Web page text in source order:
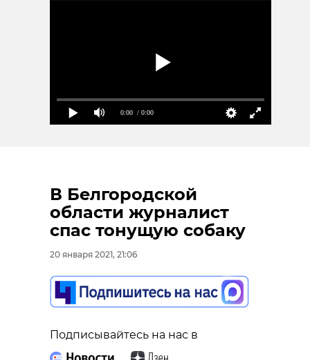
0:00 / 0:00
В Белгородской
области журналист
спас тонущую собаку
20 января 2021, 21:06
Подписывайтесь на нас в